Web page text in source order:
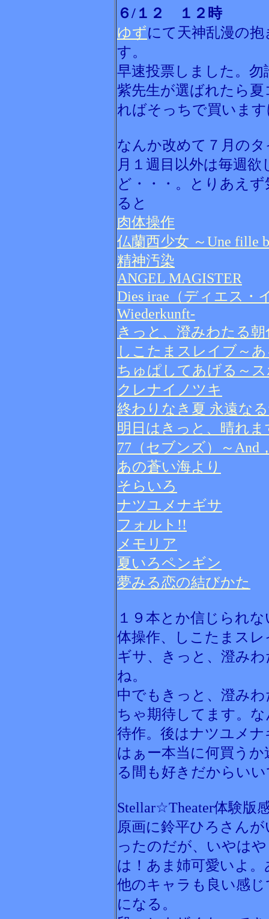
６/１２ １２時
ゆずにて天神乱漫の
す。
早速投票しました。勿
紫先生が選ばれたら
ればそっちで買いま
なんか改めて７月の
月１週目以外は毎週
ど・・・。とりあえ
ると
肉体操作
仏蘭西少女 ～Une fille
精神汚染
ANGEL MAGISTER
Dies irae（ディエス・
Wiederkunft-
きっと、澄みわたる
しこたまスレイブ～
ちゅぱしてあげる～
クレナイノツキ
終わりなき夏 永遠な
明日はきっと、晴れ
77（セブンズ）～And
あの蒼い海より
そらいろ
ナツユメナギサ
フォルト!!
メモリア
夏いろペンギン
夢みる恋の結びかた
１９本とか信じられ
体操作、しこたまス
ギサ、きっと、澄み
ね。
中でもきっと、澄み
ちゃ期待してます。
待作。後はナツユメ
はぁー本当に何買う
る間も好きだからい
Stellar☆Theater体験版
原画に鈴平ひろさん
ったのだが、いやは
は！あま姉可愛いよ
他のキャラも良い感
になる。